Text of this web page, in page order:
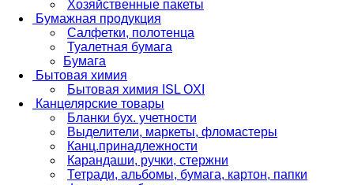
Хозяйственные пакеты
Бумажная продукция
Салфетки, полотенца
Туалетная бумага
Бумага
Бытовая химия
Бытовая химия ISL OXI
Канцелярские товары
Бланки бух. учетности
Выделители, маркеты, фломастеры
Канц.принадлежности
Карандаши, ручки, стержни
Тетради, альбомы, бумага, картон, папки